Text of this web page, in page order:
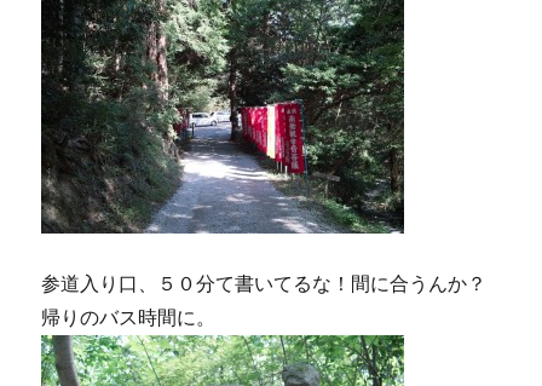
参道入り口、５０分て書いてるな！間に合うんか？
帰りのバス時間に。